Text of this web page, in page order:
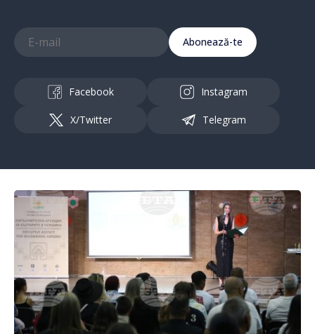
Abonează-te
Facebook Instagram
X/Twitter Telegram